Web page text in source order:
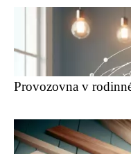
Provozovna v